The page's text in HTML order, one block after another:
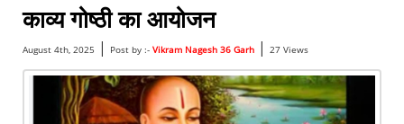
काव्य गोष्ठी का आयोजन
August 4th, 2025 | Post by :- Vikram Nagesh 36 Garh| 27 Views